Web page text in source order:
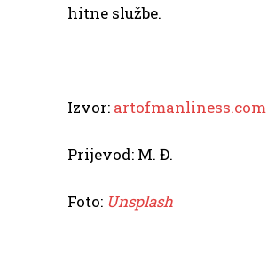
hitne službe.
Izvor: artofmanliness.com
Prijevod: M. Đ.
Foto: Unsplash